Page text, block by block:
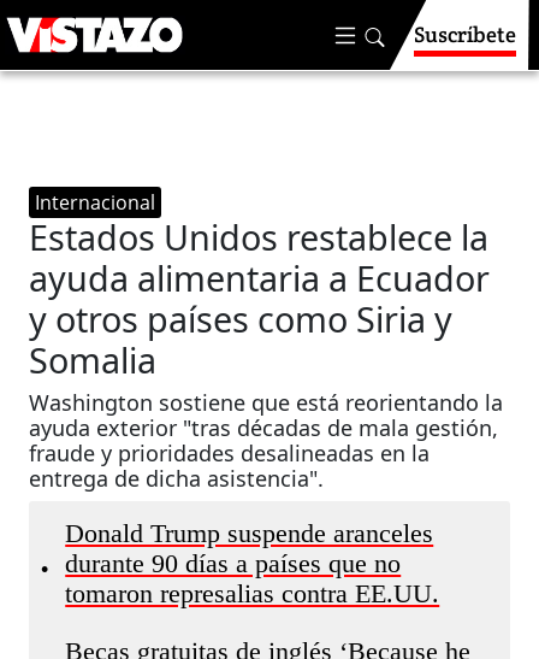
Suscríbete
Internacional
Estados Unidos restablece la
ayuda alimentaria a Ecuador
y otros países como Siria y
Somalia
Washington sostiene que está reorientando la
ayuda exterior "tras décadas de mala gestión,
fraude y prioridades desalineadas en la
entrega de dicha asistencia".
•
Donald Trump suspende aranceles
durante 90 días a países que no
tomaron represalias contra EE.UU.
Becas gratuitas de inglés ‘Because he